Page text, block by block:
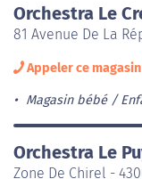
Orchestra Le
81 Avenue De La
Appeler ce magasin
Magasin bébé /
Orchestra Le
Zone De Chirel -